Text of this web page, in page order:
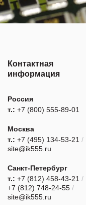
Контактная
информация
Россия
т.: +7 (800) 555-89-01
Москва
т.: +7 (495) 134-53-21 /
site@ik555.ru
Санкт-Петербург
т.: +7 (812) 458-43-21 /
+7 (812) 748-24-55 /
site@ik555.ru